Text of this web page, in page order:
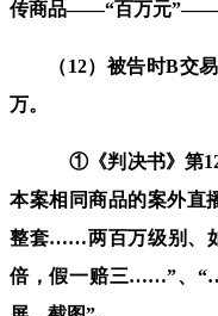
传商品——“百万元”——
（12） 被告时B交
万。
①《判决书》第
本案相 同商品的案外直
整套……两百万级别 、
倍，假一赔三……”、